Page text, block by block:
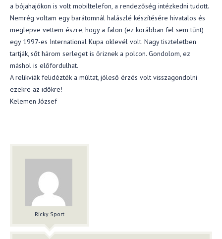
a bójahajókon is volt mobiltelefon, a rendezőség intézkedni tudott.
Nemrég voltam egy barátomnál halászlé készítésére hivatalos és
meglepve vettem észre, hogy a falon (ez korábban fel sem tűnt)
egy 1997-es International Kupa oklevél volt. Nagy tiszteletben
tartják, sőt három serleget is őriznek a polcon. Gondolom, ez
máshol is előfordulhat.
A relikviák felidézték a múltat, jóleső érzés volt visszagondolni
ezekre az időkre!
Kelemen József
Ricky Sport